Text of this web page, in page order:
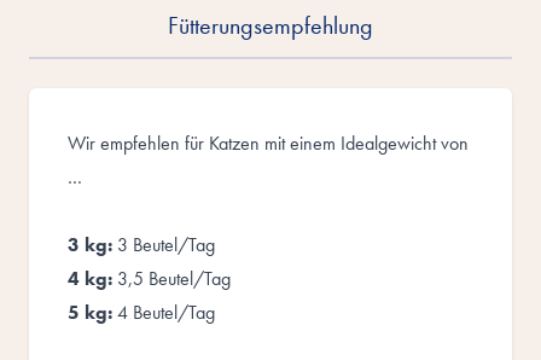
Fütterungsempfehlung
Wir empfehlen für Katzen mit einem Idealgewicht von
…
3 kg: 3 Beutel/Tag
4 kg: 3,5 Beutel/Tag
5 kg:4 Beutel/Tag